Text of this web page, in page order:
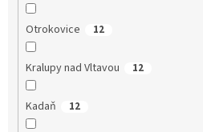
Otrokovice 12
Kralupy nad Vltavou 12
Kadaň 12